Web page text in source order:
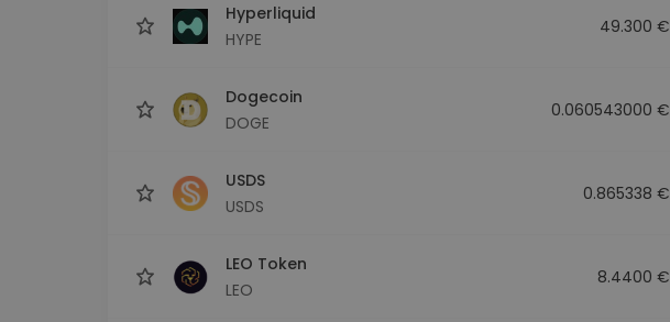
Hyperliquid
HYPE
49.300 €
Dogecoin
DOGE
0.060543000 €
USDS
USDS
0.865338 €
LEO Token
LEO
8.4400 €